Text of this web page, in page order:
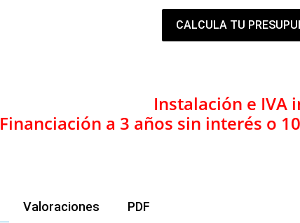
CALCULA TU
Instalación e IVA
Financiación a 3 años sin interés o
Valoraciones PDF